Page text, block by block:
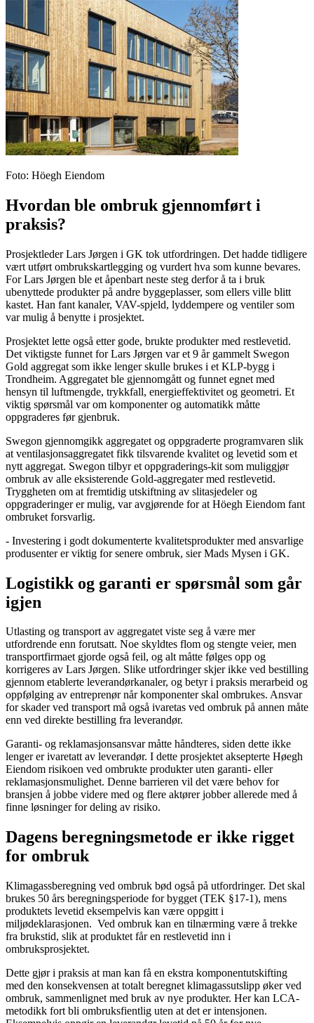
Foto: Höegh Eiendom
Hvordan ble ombruk gjennomført i
praksis?
ProsjektlederLars Jørgen i GK tok utfordringen. Det hadde tidligere
vært utført ombrukskartlegging og vurdert hva som kunne bevares.
For Lars Jørgen ble et åpenbart neste steg derfor å ta i bruk
ubenyttede produkterpå andre byggeplasser, som ellers ville blitt
kastet. Han fant kanaler, VAV-spjeld, lyddempere og ventiler som
var mulig å benytte i prosjektet.
Prosjektet lette også etter gode, brukte produkter med restlevetid.
Det viktigste funnet for Lars Jørgen varet 9 år gammelt Swegon
Gold aggregat som ikke lenger skulle brukes i et KLP-bygg i
Trondheim. Aggregatet ble gjennomgått og funnet egnet med
hensyn til luftmengde, trykkfall, energieffektivitet og geometri. Et
viktig spørsmål var om komponenter og automatikk måtte
oppgraderes før gjenbruk.
Swegon gjennomgikk aggregatet og oppgraderte programvaren slik
at ventilasjonsaggregatet fikk tilsvarende kvalitet og levetid som et
nytt aggregat. Swegon tilbyret oppgraderings-kit som muliggjør
ombruk av alle eksisterende Gold-aggregater med restlevetid.
Tryggheten om at fremtidig utskiftning av slitasjedeler og
oppgraderinger er mulig, varavgjørende for at Höegh Eiendom fant
ombruket forsvarlig.
- Investering i godt dokumenterte kvalitetsproduktermed ansvarlige
produsenterer viktig forsenere ombruk, sier Mads Mysen i GK.
Logistikk og garanti er spørsmål som går
igjen
Utlasting og transport av aggregatet viste seg å være mer
utfordrende enn forutsatt. Noe skyldtes flom og stengte veier, men
transportfirmaet gjorde også feil, og altmåtte følges opp og
korrigeres av Lars Jørgen. Slike utfordringer skjer ikke ved bestilling
gjennom etablerte leverandørkanaler, og betyr i praksis merarbeid og
oppfølging av entreprenør nårkomponenter skal ombrukes. Ansvar
for skaderved transportmå også ivaretas ved ombruk på annen måte
enn ved direkte bestilling fra leverandør.
Garanti- og reklamasjonsansvar måtte håndteres, siden dette ikke
lengerer ivaretatt av leverandør. I dette prosjektetaksepterte Høegh
Eiendom risikoen ved ombrukte produkteruten garanti- eller
reklamasjonsmulighet. Denne barrieren vil det være behov for
bransjen å jobbe videre med og flere aktører jobber allerede med å
finne løsninger for deling av risiko.
Dagens beregningsmetode er ikke rigget
for ombruk
Klimagassberegning ved ombruk bød også på utfordringer. Det skal
brukes 50 års beregningsperiode for bygget (TEK §17-1), mens
produktets levetid eksempelvis kan være oppgitt i
miljødeklarasjonen. Ved ombruk kan en tilnærming være å trekke
fra brukstid, slik at produktet får en restlevetid inn i
ombruksprosjektet.
Dette gjør i praksis at man kan få en ekstra komponentutskifting
med den konsekvensen at totalt beregnet klimagassutslipp økerved
ombruk, sammenlignet med bruk av nye produkter. Herkan LCA-
metodikk fort bli ombruksfientlig uten at det er intensjonen.